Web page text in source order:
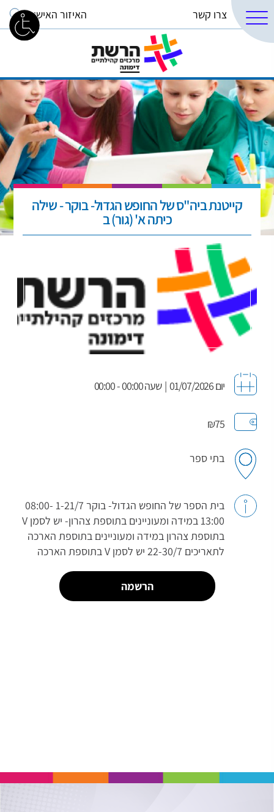
צרו קשר האיזור האישי
קייטנת ביה"ס של החופש הגדול- בוקר - שילה
כיתה א' (גור) ב
יום 01/07/2026 | שעה 00:00 - 00:00
₪75
בתי ספר
בית הספר של החופש הגדול- בוקר 1-21/7 08:00-
13:00 במידה ומעוניינים בתוספת צהרון- יש לסמן V
בתוספת צהרון במידה ומעוניינים בתוספת הארכה
לתאריכים 22-30/7 יש לסמן V בתוספת הארכה
הרשמה